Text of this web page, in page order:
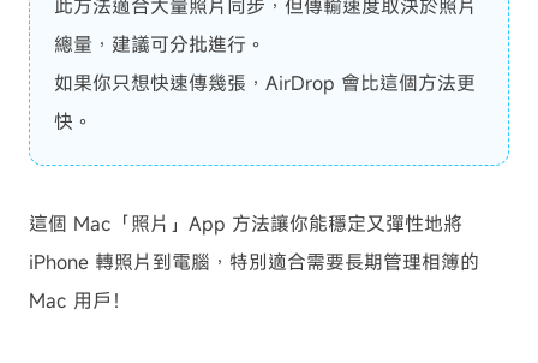
此方法適合大量照片同步，但傳輸速度取決於照片
總量，建議可分批進行。
如果你只想快速傳幾張，AirDrop 會比這個方法更
快。
這個 Mac「照片」App 方法讓你能穩定又彈性地將
iPhone 轉照片到電腦，特別適合需要長期管理相簿的
Mac 用戶！